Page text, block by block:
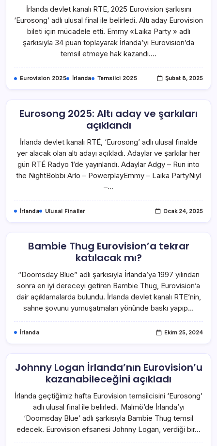
İrlanda devlet kanalı RTE, 2025 Eurovision şarkısını
‘Eurosong’ adlı ulusal final ile belirledi. Altı aday Eurovision
bileti için mücadele etti. Emmy «Laika Party » adlı
şarkısıyla 34 puan toplayarak İrlanda’yı Eurovision’da
temsil etmeye hak kazandı.…
Eurovision 2025 İrlanda Temsilci 2025 Şubat 8, 2025
Eurosong 2025: Altı aday ve şarkıları
açıklandı
İrlanda devlet kanalı RTÉ, ‘Eurosong’ adlı ulusal finalde
yer alacak olan altı adayı açıkladı. Adaylar ve şarkılar her
gün RTÉ Radyo 1’de yayınlandı. Adaylar Adgy – Run into
the NightBobbi Arlo – PowerplayEmmy – Laika PartyNiyl
–…
İrlanda Ulusal Finaller Ocak 24, 2025
Bambie Thug Eurovision’a tekrar
katılacak mı?
“Doomsday Blue” adlı şarkısıyla İrlanda’ya 1997 yılından
sonra en iyi dereceyi getiren Bambie Thug, Eurovision’a
dair açıklamalarda bulundu. İrlanda devlet kanalı RTE’nin,
sahne şovunu yumuşatmaları yönünde baskı yapıp…
İrlanda Ekim 25, 2024
Johnny Logan İrlanda’nın Eurovision’u
kazanabileceğini açıkladı
İrlanda geçtiğimiz hafta Eurovision temsilcisini ‘Eurosong’
adlı ulusal final ile belirledi. Malmö’de İrlanda’yı
‘Doomsday Blue’ adlı şarkısıyla Bambie Thug temsil
edecek. Eurovision efsanesi Johnny Logan, verdiği bir…